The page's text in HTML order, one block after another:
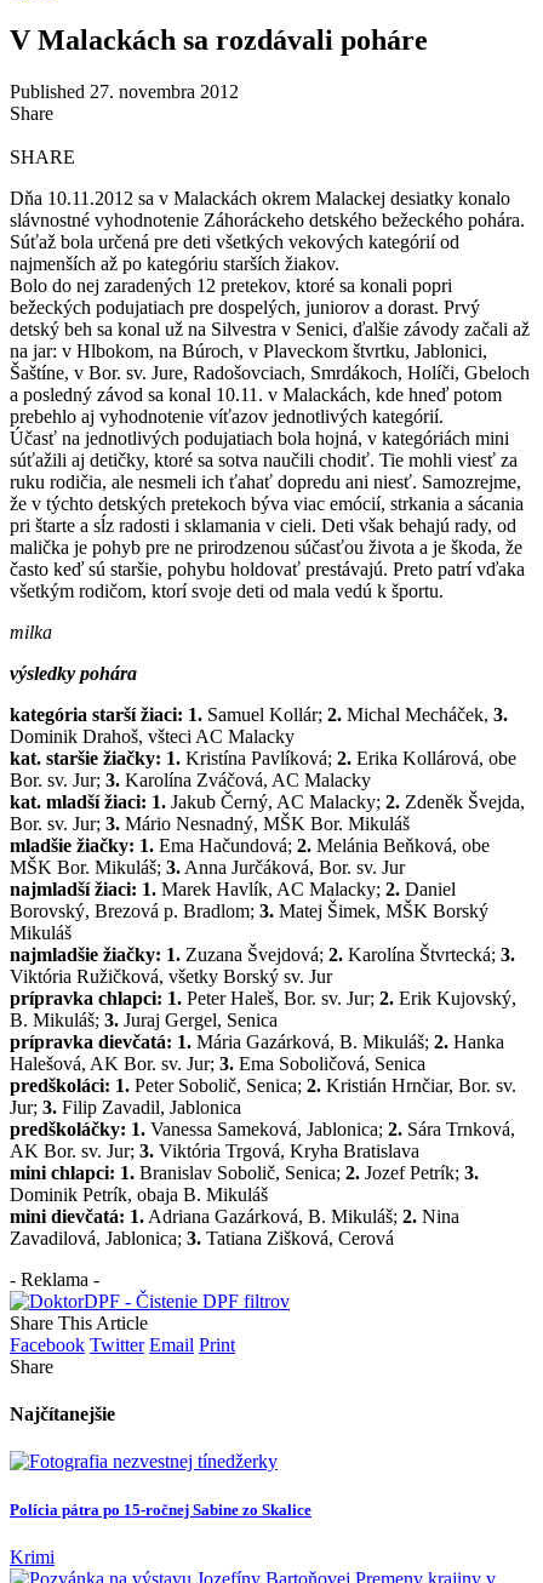
V Malackách sa rozdávali poháre
Published 27. novembra 2012
Share
SHARE
Dňa 10.11.2012 sa v Malackách okrem Malackej desiatky konalo
slávnostné vyhodnotenie Záhoráckeho detského bežeckého pohára.
Súťaž bola určená pre deti všetkých vekových kategórií od
najmenších až po kategóriu starších žiakov.
Bolo do nej zaradených 12 pretekov, ktoré sa konali popri
bežeckých podujatiach pre dospelých, juniorov a dorast. Prvý
detský beh sa konal už na Silvestra v Senici, ďalšie závody začali až
na jar: v Hlbokom, na Búroch, v Plaveckom štvrtku, Jablonici,
Šaštíne, v Bor. sv. Jure, Radošovciach, Smrdákoch, Holíči, Gbeloch
a posledný závod sa konal 10.11. v Malackách, kde hneď potom
prebehlo aj vyhodnotenie víťazov jednotlivých kategórií.
Účasť na jednotlivých podujatiach bola hojná, v kategóriách mini
súťažili aj detičky, ktoré sa sotva naučili chodiť. Tie mohli viesť za
ruku rodičia, ale nesmeli ich ťahať dopredu ani niesť. Samozrejme,
že v týchto detských pretekoch býva viac emócií, strkania a sácania
pri štarte a sĺz radosti i sklamania v cieli. Deti však behajú rady, od
malička je pohyb pre ne prirodzenou súčasťou života a je škoda, že
často keď sú staršie, pohybu holdovať prestávajú. Preto patrí vďaka
všetkým rodičom, ktorí svoje deti od mala vedú k športu.
milka
výsledky pohára
kategória starší žiaci: 1. Samuel Kollár; 2. Michal Mecháček, 3.
Dominik Drahoš, všteci AC Malacky
kat. staršie žiačky: 1. Kristína Pavlíková; 2. Erika Kollárová, obe
Bor. sv. Jur; 3. Karolína Zváčová, AC Malacky
kat. mladší žiaci: 1. Jakub Černý, AC Malacky; 2. Zdeněk Švejda,
Bor. sv. Jur; 3. Mário Nesnadný, MŠK Bor. Mikuláš
mladšie žiačky: 1. Ema Hačundová; 2. Melánia Beňková, obe
MŠK Bor. Mikuláš; 3. Anna Jurčáková, Bor. sv. Jur
najmladší žiaci: 1. Marek Havlík, AC Malacky; 2. Daniel
Borovský, Brezová p. Bradlom; 3. Matej Šimek, MŠK Borský
Mikuláš
najmladšie žiačky: 1. Zuzana Švejdová; 2. Karolína Štvrtecká; 3.
Viktória Ružičková, všetky Borský sv. Jur
prípravka chlapci: 1. Peter Haleš, Bor. sv. Jur; 2. Erik Kujovský,
B. Mikuláš; 3. Juraj Gergel, Senica
prípravka dievčatá: 1. Mária Gazárková, B. Mikuláš; 2. Hanka
Halešová, AK Bor. sv. Jur; 3. Ema Soboličová, Senica
predškoláci: 1. Peter Sobolič, Senica; 2. Kristián Hrnčiar, Bor. sv.
Jur; 3. Filip Zavadil, Jablonica
predškoláčky: 1. Vanessa Sameková, Jablonica; 2. Sára Trnková,
AK Bor. sv. Jur; 3. Viktória Trgová, Kryha Bratislava
mini chlapci: 1. Branislav Sobolič, Senica; 2. Jozef Petrík; 3.
Dominik Petrík, obaja B. Mikuláš
mini dievčatá: 1. Adriana Gazárková, B. Mikuláš; 2. Nina
Zavadilová, Jablonica; 3. Tatiana Zišková, Cerová
- Reklama -
Share This Article
Facebook Twitter Email Print
Share
Najčítanejšie
Polícia pátra po 15-ročnej Sabine zo Skalice
Krimi